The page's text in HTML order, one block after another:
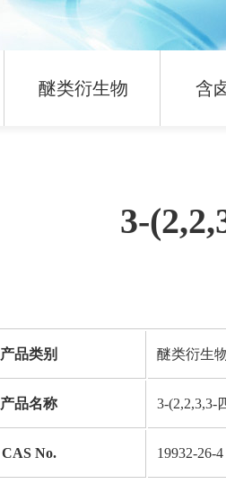
醚类衍生物 含
3-
产品类别 醚类衍生
产品名称 3-(2,2,3,3-
CAS No. 19932-26-4